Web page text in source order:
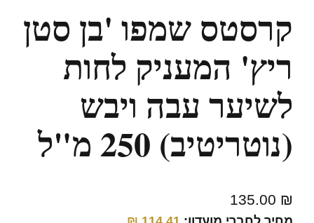
קרסטס שמפו 'בן סטן
ריץ' המעניק לחות
לשיער עבה ויבש
(נוטריטיב) 250 מ"ל
135.00 ₪